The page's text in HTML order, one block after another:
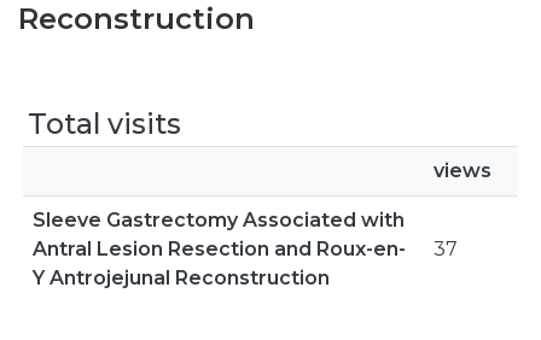
Reconstruction
Total visits
views
Sleeve Gastrectomy Associated with
Antral Lesion Resection and Roux-en-
Y Antrojejunal Reconstruction
37